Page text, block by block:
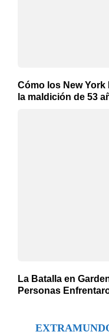
Cómo los New
la maldición de 53
La Batalla en
Personas